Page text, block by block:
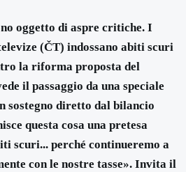
oggetto di aspre critiche. I
(ČT) indossano abiti scuri
la riforma proposta del
il passaggio da una speciale
sostegno diretto dal bilancio
questa cosa una pretesa
scuri... perché continueremo a
con le nostre tasse». Invita il